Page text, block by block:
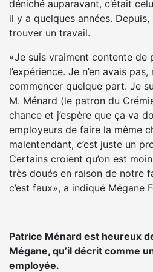
déniché auparavant, c’était
il y a quelques années. Depuis,
trouver un travail.
«Je suis vraiment contente de
l’expérience. Je n’en avais
commencer quelque part. Je
M. Ménard (le patron du
chance et j’espère que ça va
employeurs de faire la même
malentendant, c’est juste un
Certains croient qu’on est
très doués en raison de notre
c’est faux», a indiqué Mégane
Patrice Ménard est heureux
Mégane, qu’il décrit comme
employée.